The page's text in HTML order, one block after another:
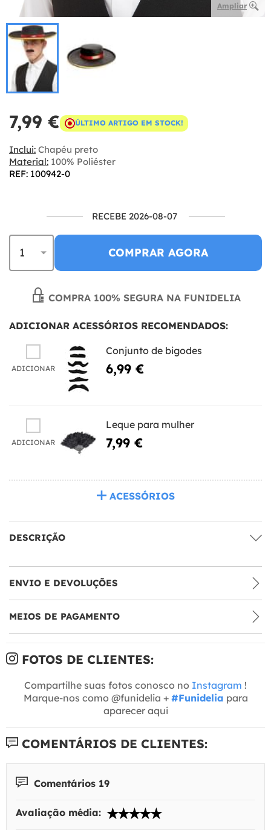
Ampliar
7,99 € ÚLTIMO ARTIGO EM STOCK!
Inclui: Chapéu preto
Material: 100% Poliéster
REF: 100942-0
RECEBE 2026-08-07
COMPRAR AGORA
COMPRA 100% SEGURA NA FUNIDELIA
ADICIONAR ACESSÓRIOS RECOMENDADOS:
ADICIONAR
Conjunto de bigodes
6,99 €
ADICIONAR
Leque para mulher
7,99 €
ACESSÓRIOS
DESCRIÇÃO
ENVIO E DEVOLUÇÕES
MEIOS DE PAGAMENTO
FOTOS DE CLIENTES:
Compartilhe suas fotos conosco no Instagram !
Marque-nos como @funidelia + #Funidelia para
aparecer aqui
COMENTÁRIOS DE CLIENTES:
Comentários 19
Avaliação média: